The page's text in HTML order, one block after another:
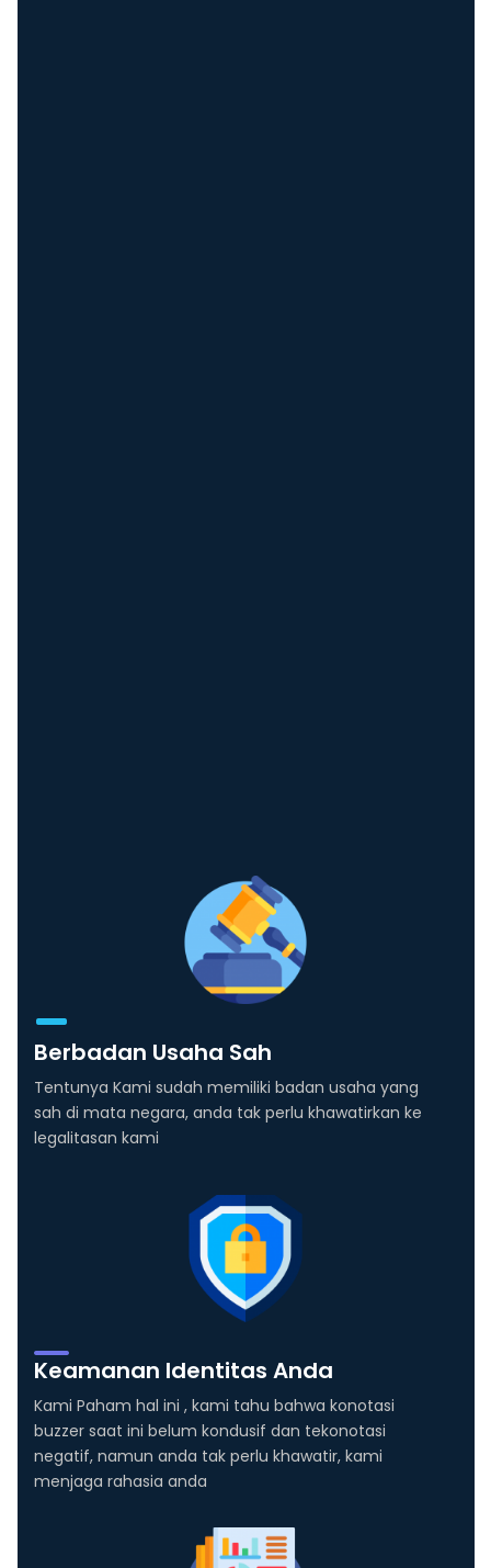
Berbadan Usaha Sah
Tentunya Kami sudah memiliki badan usaha yang
sah di mata negara, anda tak perlu khawatirkan ke
legalitasan kami
Keamanan Identitas Anda
Kami Paham hal ini , kami tahu bahwa konotasi
buzzer saat ini belum kondusif dan tekonotasi
negatif, namun anda tak perlu khawatir, kami
menjaga rahasia anda